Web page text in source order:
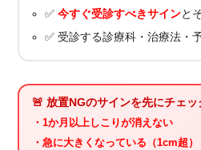
✅今すぐ受診すべきサインと
✅ 受診する診療科・治療法・
🚨 放置NGのサインを先にチェッ
・1か月以上しこりが消えない
・急に大きくなっている（1cm超）